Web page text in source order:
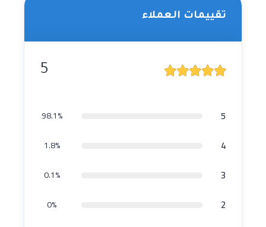
تقييمات العملاء
5
5
98.1%
4
1.8%
3
0.1%
2
0%